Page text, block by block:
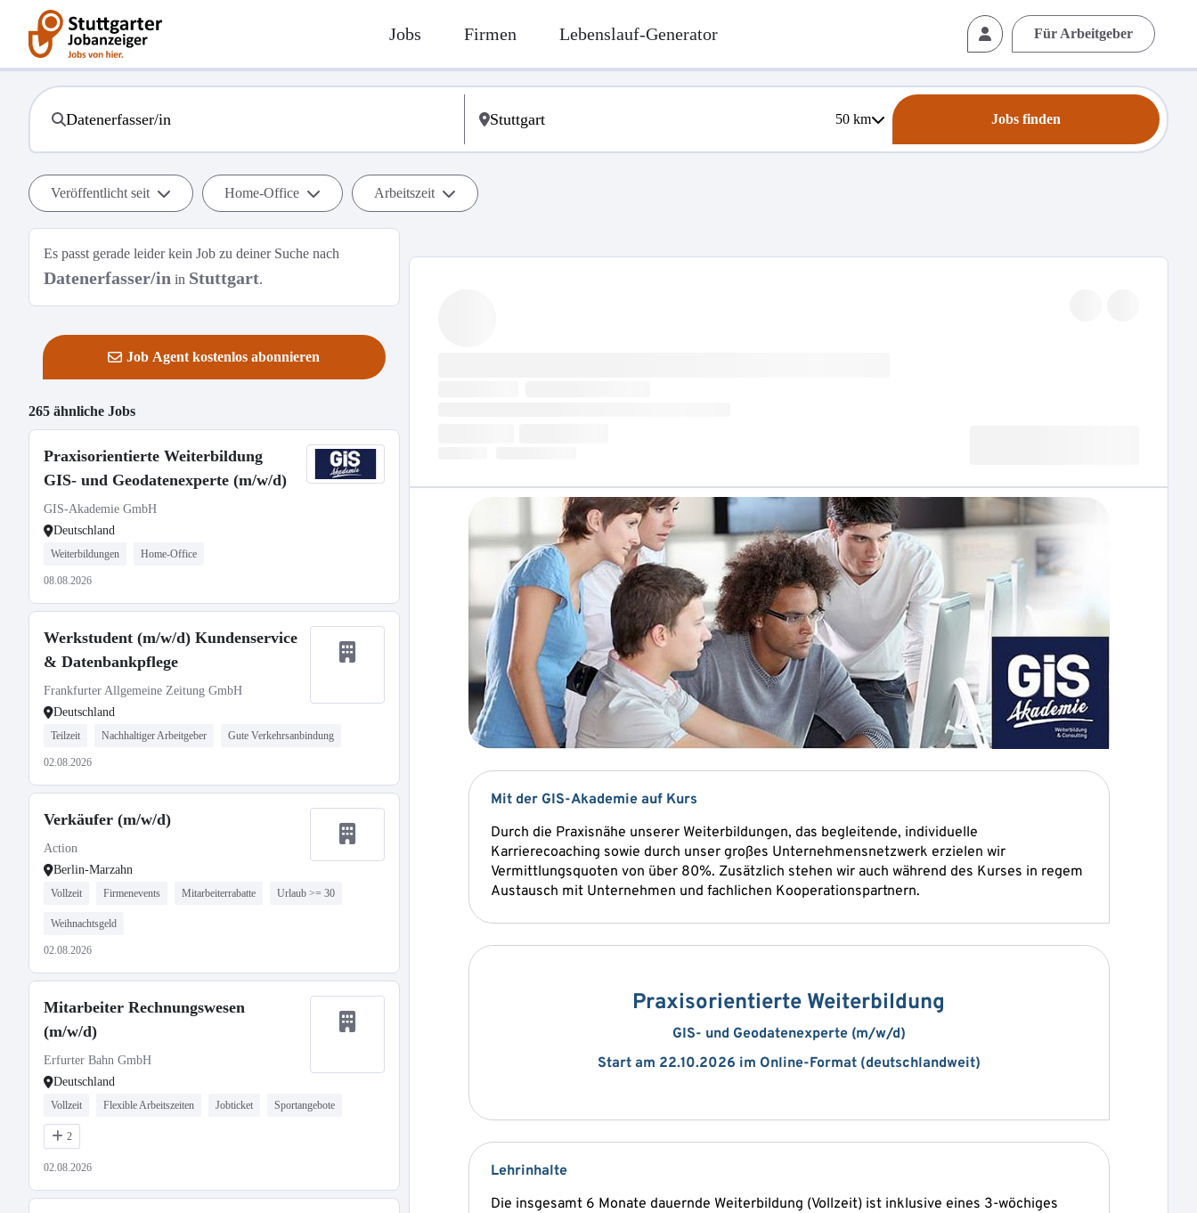
Jobs Firmen Lebenslauf-Generator Für Arbeitgeber
50km Jobs finden
Veröffentlicht seit Home-Office Arbeitszeit
Es passt gerade leider kein Job zu deiner Suche nach
Datenerfasser/in in Stuttgart.
Job Agent kostenlos abonnieren
265 ähnliche Jobs
Praxisorientierte Weiterbildung
GIS- und Geodatenexperte (m/w/d)
GIS-Akademie GmbH
Deutschland
Weiterbildungen Home-Office
08.08.2026
Werkstudent (m/w/d) Kundenservice
& Datenbankpflege
Frankfurter Allgemeine Zeitung GmbH
Deutschland
Teilzeit Nachhaltiger Arbeitgeber Gute Verkehrsanbindung
02.08.2026
Verkäufer (m/w/d)
Action
Berlin-Marzahn
Vollzeit Firmenevents Mitarbeiterrabatte Urlaub >= 30
Weihnachtsgeld
02.08.2026
Mitarbeiter Rechnungswesen
(m/w/d)
Erfurter Bahn GmbH
Deutschland
Vollzeit Flexible Arbeitszeiten Jobticket Sportangebote
2
02.08.2026